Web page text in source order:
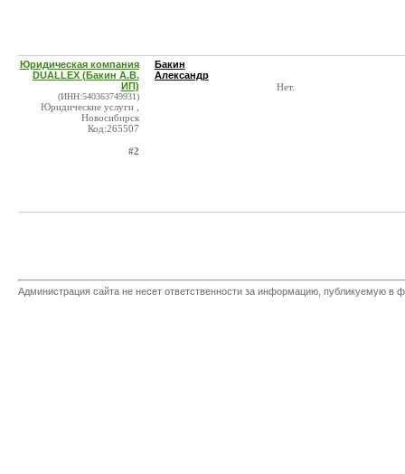
Юридическая компания
DUALLEX (Бакин А.В.
ИП)
(ИНН:540363749931)
Юридические услуги ,
Новосибирск
Код:265507
#2
Бакин
Александр
Нет.
Администрация сайта не несет ответственности за информацию, публикуемую